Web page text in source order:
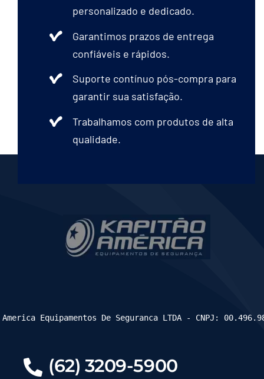
personalizado e dedicado.
Garantimos prazos de entrega
confiáveis e rápidos.
Suporte contínuo pós-compra para
garantir sua satisfação.
Trabalhamos com produtos de alta
qualidade.
(62) 3209-5900
Equipamentos De Seguranca LTDA - CNPJ: